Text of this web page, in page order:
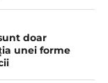
doar
unei forme